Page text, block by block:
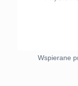
Wspierane